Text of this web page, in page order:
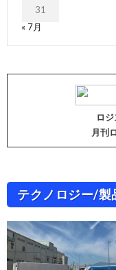
31
« 7月
ロ
月刊
テクノロジー/製